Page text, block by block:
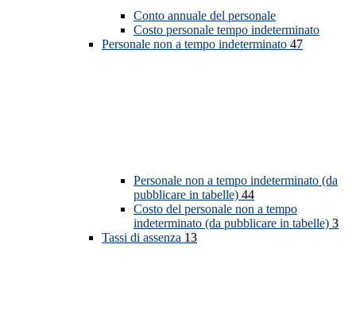
Conto annuale del personale
Costo personale tempo indeterminato
Personale non a tempo indeterminato 47
Personale non a tempo indeterminato (da
pubblicare in tabelle) 44
Costo del personale non a tempo
indeterminato (da pubblicare in tabelle) 3
Tassi di assenza 13